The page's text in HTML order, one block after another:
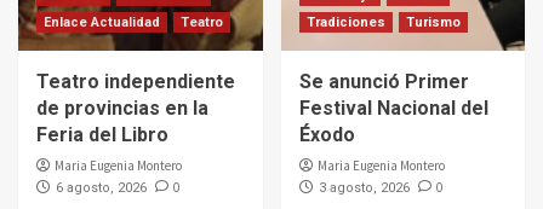
Enlace Actualidad
Teatro
Teatro independiente
de provincias en la
Feria del Libro
Maria Eugenia Montero
6 agosto, 2026 0
Tradiciones
Turismo
Se anunció Primer
Festival Nacional del
Éxodo
Maria Eugenia Montero
3 agosto, 2026 0